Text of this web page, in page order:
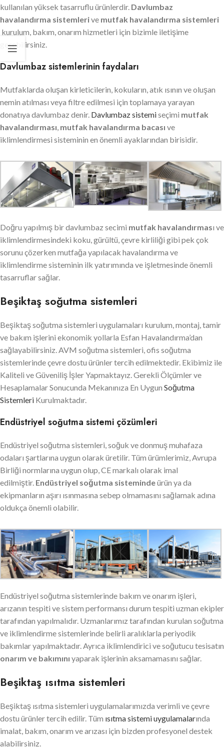
kullanılan yüksek tasarruflu ürünlerdir. Davlumbaz
havalandırma sistemlerive mutfak havalandırma sistemleri
kurulum, bakım, onarım hizmetleri için bizimle iletişime
geçebilirsiniz.
Davlumbaz sistemlerinin faydaları
Mutfaklarda oluşan kirleticilerin, kokuların, atık ısının ve oluşan
nemin atılması veya filtre edilmesi için toplamaya yarayan
donatıya davlumbaz denir. Davlumbaz sistemiseçimi mutfak
havalandırması, mutfak havalandırma bacası ve
iklimlendirmesi sisteminin en önemli ayaklarından birisidir.
Doğru yapılmış bir davlumbaz secimi mutfak havalandırması ve
iklimlendirmesindeki koku, gürültü, çevre kirliliği gibi pek çok
sorunu çözerken mutfağa yapılacak havalandırma ve
iklimlendirme sisteminin ilk yatırımında ve işletmesinde önemli
tasarruflar sağlar.
Beşiktaş soğutma sistemleri
Beşiktaş soğutma sistemleri uygulamaları kurulum, montaj, tamir
ve bakım işlerini ekonomik yollarla Esfan Havalandırma’dan
sağlayabilirsiniz. AVM soğutma sistemleri, ofis soğutma
sistemlerinde çevre dostu ürünler tercih edilmektedir. Ekibimiz ile
Kaliteli ve Güveniliş İşler Yapmaktayız. Gerekli Ölçümler ve
Hesaplamalar Sonucunda Mekanınıza En Uygun Soğutma
Sistemleri Kurulmaktadır.
Endüstriyel soğutma sistemi çözümleri
Endüstriyel soğutma sistemleri, soğuk ve donmuş muhafaza
odaları şartlarına uygun olarak üretilir. Tüm ürümlerimiz, Avrupa
Birliği normlarına uygun olup, CE markalı olarak imal
edilmiştir. Endüstriyel soğutma sistemindeürün ya da
ekipmanların aşırı ısınmasına sebep olmamasını sağlamak adına
oldukça önemli olabilir.
Endüstriyel soğutma sistemlerinde bakım ve onarım işleri,
arızanın tespiti ve sistem performansı durum tespiti uzman ekipler
tarafından yapılmalıdır. Uzmanlarımız tarafından kurulan soğutma
ve iklimlendirme sistemlerinde belirli aralıklarla periyodik
bakımlar yapılmaktadır. Ayrıca iklimlendirici ve soğutucu tesisatın
onarım ve bakımını yaparak işlerinin aksamamasını sağlar.
Beşiktaş ısıtma sistemleri
Beşiktaş ısıtma sistemleri uygulamalarımızda verimli ve çevre
dostu ürünler tercih edilir. Tüm ısıtma sistemi uygulamalarında
imalat, bakım, onarım ve arızası için bizden profesyonel destek
alabilirsiniz.